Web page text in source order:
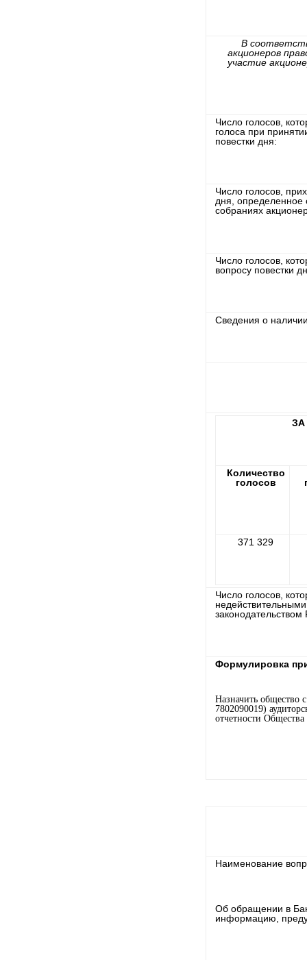
В
акционеров
участие
Число голосов,
голоса при
повестки дня:
Число голосов,
дня, определенное
собраниях
Число голосов,
вопросу повестки
Сведения о
ЗА
Количество
голосов
371 329
Число голосов,
Формулировка
Назначить
7802090019)
отчетности Общества
Наименование
Об обращении в
информацию,